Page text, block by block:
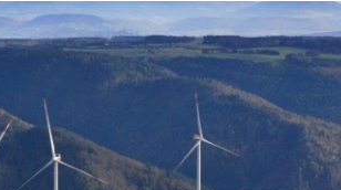
& Gemeinderat
Hasel
& Tourismus